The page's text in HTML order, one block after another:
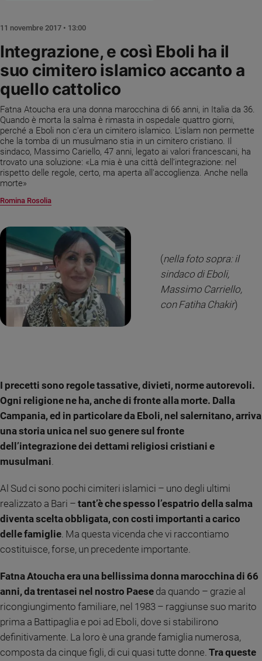
Fede
e
spiritualità
Santi
e
fede
Parola
del
giorno
Santo
giorno
valori
Ambiente
Creato
Volontariato
Diritti
settimana
Migranti
Diversità
inclusione
Cultura
e
spettacoli
Sanremo
2026
Tv
e
streaming
Libri
Musica
Arte
Integrazione, e così Eboli ha il
suo cimitero islamico accanto a
quello cattolico
Fatna Atoucha era una donna marocchina di 66 anni, in Italia da 36.
Quando è morta la salma è rimasta in ospedale quattro giorni,
perché a Eboli non c'era un cimitero islamico. L'islam non permette
che la tomba di un musulmano stia in un cimitero cristiano. Il
sindaco, Massimo Cariello, 47 anni, legato ai valori francescani, ha
trovato una soluzione: «La mia è una città dell’integrazione: nel
rispetto delle regole, certo, ma aperta all'accoglienza. Anche nella
morte»
Romina Rosolia
11 novembre 2017 • 13:00
(nella foto sopra: il
sindaco di Eboli,
Massimo Carriello,
con Fatiha Chakir)
I precetti sono regole tassative, divieti, norme autorevoli.
Ogni religione ne ha, anche di fronte alla morte. Dalla
Campania, ed in particolare da Eboli, nel salernitano, arriva
una storia unica nel suo genere sul fronte
dell’integrazione dei dettami religiosi cristiani e
musulmani.
Al Sud ci sono pochi cimiteri islamici – uno degli ultimi
realizzato a Bari – tant’è che spesso l’espatrio della salma
diventa scelta obbligata, con costi importanti a carico
delle famiglie. Ma questa vicenda che vi raccontiamo
costituisce, forse, un precedente importante.
Fatna Atoucha era una bellissima donna marocchina di 66
anni, da trentasei nel nostro Paese da quando – grazie al
ricongiungimento familiare, nel 1983 – raggiunse suo marito
prima a Battipaglia e poi ad Eboli, dove si stabilirono
definitivamente. La loro è una grande famiglia numerosa,
composta da cinque figli, di cui quasi tutte donne. Tra queste